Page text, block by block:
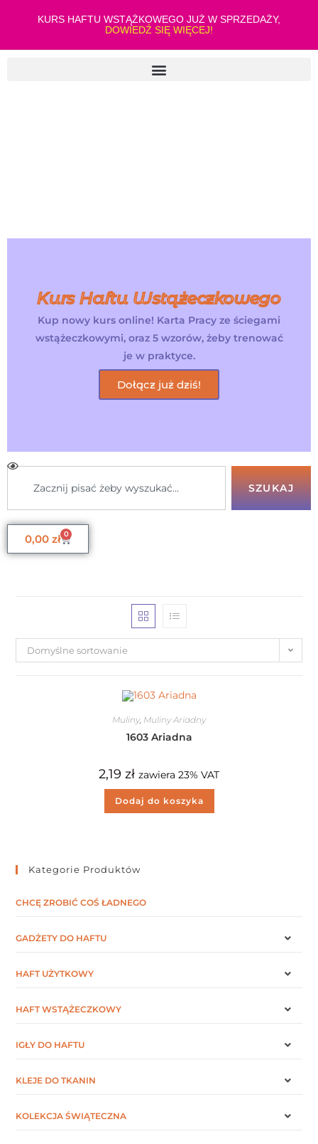
KURS HAFTU WSTĄŻKOWEGO JUŻ W SPRZEDAŻY,
DOWIEDŹ SIĘ WIĘCEJ!
Kurs Haftu Wstążeczkowego
Kup nowy kurs online! Karta Pracy ze ściegami
wstążeczkowymi, oraz 5 wzorów, żeby trenować
je w praktyce.
Dołącz już dziś!
SZUKAJ
0,00 zł 0
Domyślne sortowanie
Muliny, Muliny Ariadny
1603 Ariadna
2,19 zł zawiera 23% VAT
Dodaj do koszyka
Kategorie Produktów
CHCĘ ZROBIĆ COŚ ŁADNEGO
GADŻETY DO HAFTU
HAFT UŻYTKOWY
HAFT WSTĄŻECZKOWY
IGŁY DO HAFTU
KLEJE DO TKANIN
KOLEKCJA ŚWIĄTECZNA